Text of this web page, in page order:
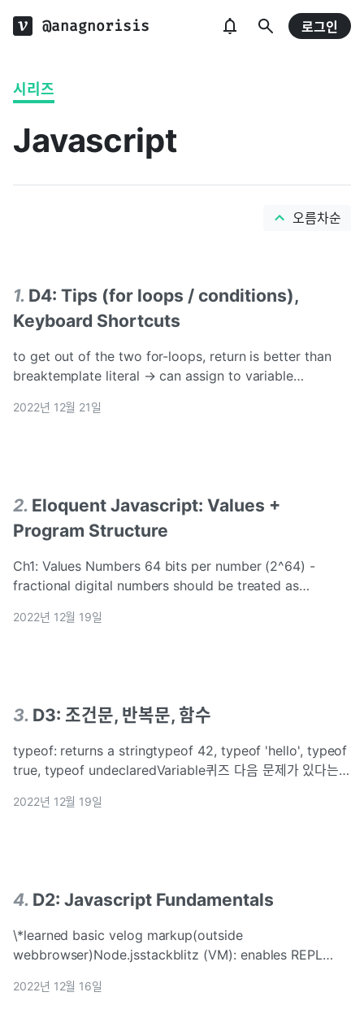
@anagnorisis 로그인
시리즈
Javascript
오름차순
1. D4: Tips (for loops / conditions),
Keyboard Shortcuts
to get out of the two for-loops, return is better than
breaktemplate literal → can assign to variable
2022년 12월 21일
2. Eloquent Javascript: Values +
Program Structure
Ch1: Values Numbers 64 bits per number (2^64) -
fractional digital numbers should be treated as
2022년 12월 19일
3. D3: 조건문, 반복문, 함수
typeof: returns a stringtypeof 42, typeof 'hello', typeof
true, typeof undeclaredVariable퀴즈 다음 문제가 있다는
2022년 12월 19일
4. D2: Javascript Fundamentals
\*learned basic velog markup(outside
webbrowser)Node.jsstackblitz (VM): enables REPL
can use fun
2022년 12월 16일